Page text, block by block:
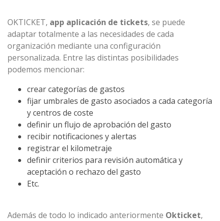
OKTICKET, app aplicación de tickets, se puede
adaptar totalmente a las necesidades de cada
organización mediante una configuración
personalizada. Entre las distintas posibilidades
podemos mencionar:
crear categorías de gastos
fijar umbrales de gasto asociados a cada categoría
y centros de coste
definir un flujo de aprobación del gasto
recibir notificaciones y alertas
registrar el kilometraje
definir criterios para revisión automática y
aceptación o rechazo del gasto
Etc.
Además de todo lo indicado anteriormente Okticket,